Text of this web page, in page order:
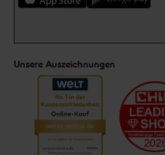
Unsere Auszeichnungen